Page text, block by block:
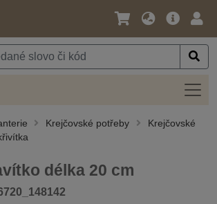
Jazyk
Měna
Hlavní
Krejčovské potřeby
Krejčovské
délka 20 cm